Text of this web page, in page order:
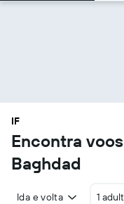
IF
Encontra
Baghdad
Ida e volta 1